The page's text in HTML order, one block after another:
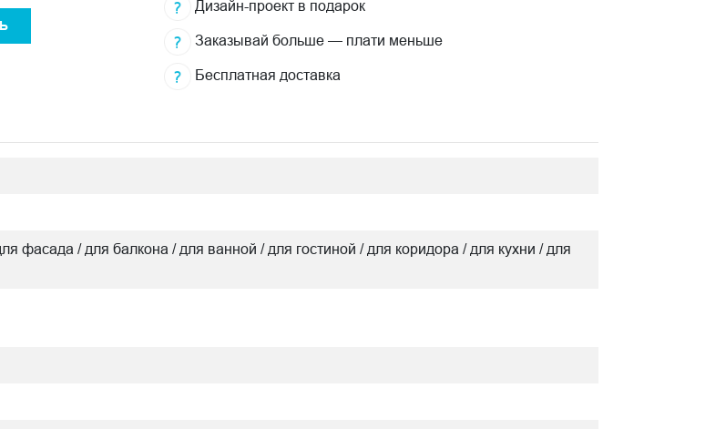
Дизайн-проект в подарок
Заказывай больше — плати меньше
Бесплатная доставка
фасада / для балкона / для ванной / для гостиной / для коридора / для кухни / для